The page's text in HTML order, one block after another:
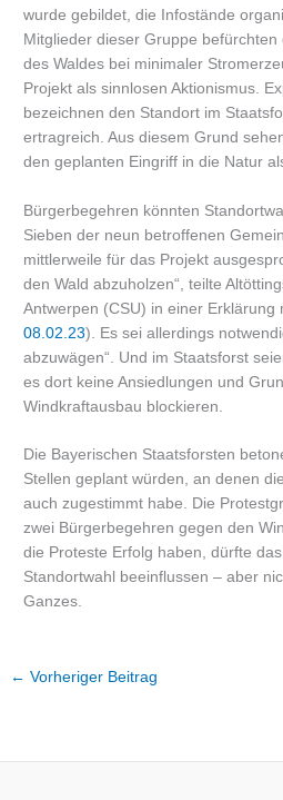
wurde gebildet, die Infostände
Mitglieder dieser Gruppe
des Waldes bei minimaler
Projekt als sinnlosen Aktionismus.
bezeichnen den Standort im
ertragreich. Aus diesem Grund
den geplanten Eingriff in die Natur
Bürgerbegehren könnten
Sieben der neun betroffenen
mittlerweile für das Projekt
den Wald abzuholzen“, teilte
Antwerpen (CSU) in einer Erklärung
08.02.23). Es sei allerdings
abzuwägen“. Und im Staatsforst
es dort keine Ansiedlungen und
Windkraftausbau blockieren.
Die Bayerischen Staatsforsten
Stellen geplant würden, an denen
auch zugestimmt habe. Die
zwei Bürgerbegehren gegen den
die Proteste Erfolg haben, dürfte
Standortwahl beeinflussen – aber
Ganzes.
← Vorheriger Beitrag